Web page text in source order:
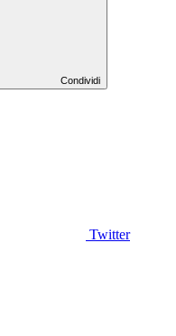
Condividi
Twitter